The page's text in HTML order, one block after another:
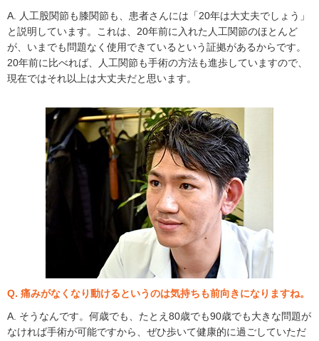
A. 人工股関節も膝関節も、患者さんには「20年は大丈夫でしょう」
と説明しています。これは、20年前に入れた人工関節のほとんど
が、いまでも問題なく使用できているという証拠があるからです。
20年前に比べれば、人工関節も手術の方法も進歩していますので、
現在ではそれ以上は大丈夫だと思います。
Q. 痛みがなくなり動けるというのは気持ちも前向きになりますね。
A. そうなんです。何歳でも、たとえ80歳でも90歳でも大きな問題が
なければ手術が可能ですから、ぜひ歩いて健康的に過ごしていただ